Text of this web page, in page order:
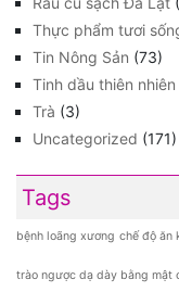
Thực phẩm tươi
Tin Nông Sản (73)
Tinh dầu thiên nhiên
Trà (3)
Uncategorized (171)
Tags
bệnh loãng xương chế độ ăn
trào ngược dạ dày bằng mật